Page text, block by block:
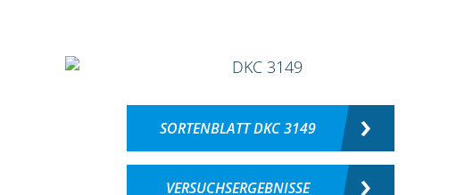
SORTENBLATT DKC 3149
VERSUCHSERGEBNISSE